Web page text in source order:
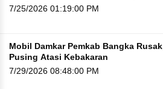
7/25/2026 01:19:00 PM
Mobil Damkar Pemkab Bangka
Pusing Atasi Kebakaran
7/29/2026 08:48:00 PM